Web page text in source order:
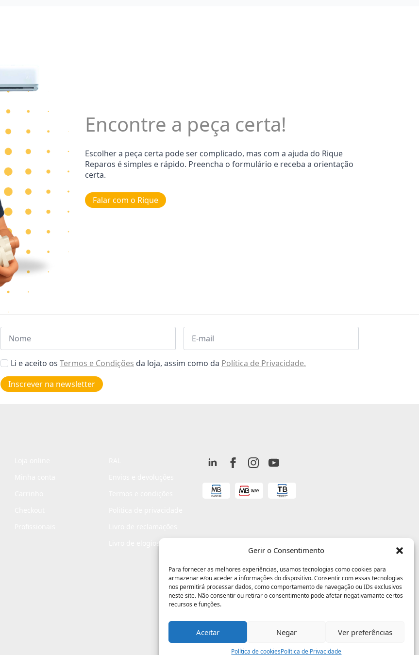
Gerir o Consentimento
Para fornecer as melhores experiências, usamos tecnologias como cookies para
armazenar e/ou aceder a informações do dispositivo. Consentir com essas tecnologias
nos permitirá processar dados, como comportamento de navegação ou IDs exclusivos
neste site. Não consentir ou retirar o consentimento pode afetar negativamante certos
recursos e funções.
Aceitar Negar Ver preferências
Política de cookiesPolítica de Privacidade
Encontre a peça certa!
Escolher a peça certa pode ser complicado, mas com a ajuda do Rique
Reparos é simples e rápido. Preencha o formulário e receba a orientação
certa.
Falar com o Rique
Nome Email
Aceitar
de
privacidade
Li e aceito os Termos e Condições da loja, assim como da Política de Privacidade.
Inscrever na newsletter
Livro de elogios